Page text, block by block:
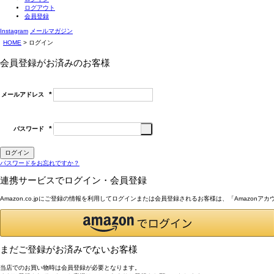
ログアウト
会員登録
Instagram メールマガジン
HOME
ログイン
会員登録がお済みのお客様
メールアドレス
(必
パスワード
ログイン
パスワードをお忘れですか？
連携サービスでログイン・会員登録
Amazon.co.jpにご登録の情報を利用してログインまたは会員登録されるお客様は、「Amazonアカ
まだご登録がお済みでないお客様
当店でのお買い物時は会員登録が必要となります。